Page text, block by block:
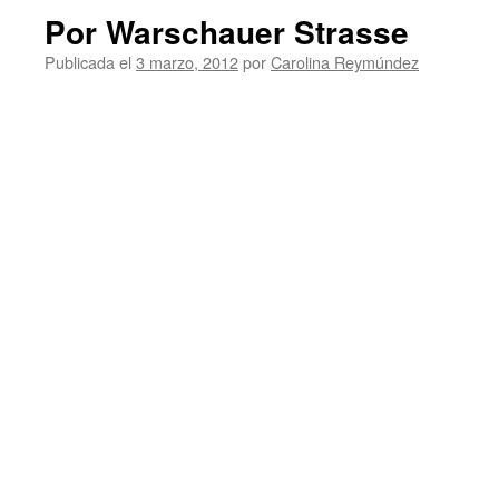
Por Warschauer Strasse
Publicada el 3 marzo, 2012porCarolina Reymúndez